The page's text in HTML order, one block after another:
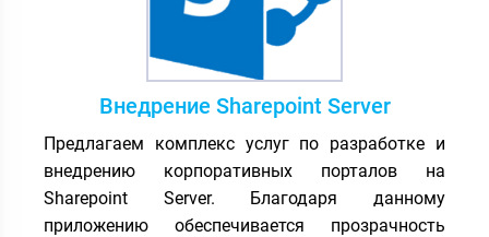
Внедрение Sharepoint Server
Предлагаем комплекс услуг по разработке и
внедрению корпоративных порталов на
Sharepoint Server. Благодаря данному
приложению обеспечивается прозрачность